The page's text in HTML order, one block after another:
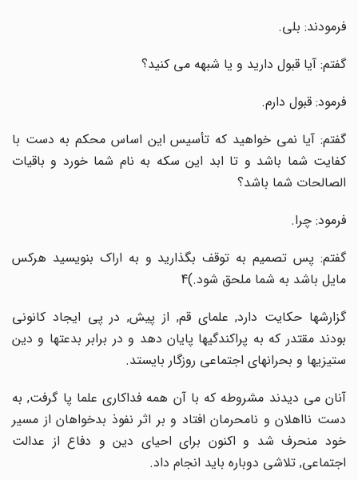
فرمودند: بلی.
گفتم: آیا قبول دارید و یا شبهه می کنید؟
فرمود: قبول دارم.
گفتم: آیا نمی خواهید که تأسیس این اساس محکم به دست با
کفایت شما باشد و تا ابد این سکه به نام شما خورد و باقیات
الصالحات شما باشد؟
فرمود: چرا.
گفتم: پس تصمیم به توقف بگذارید و به اراک بنویسید هرکس
مایل باشد به شما ملحق شود.)4
گزارشها حکایت دارد, علمای قم, از پیش, در پی ایجاد کانونی
بودند مقتدر که به پراکندگیها پایان دهد و در برابر بدعتها و دین
ستیزیها و بحرانهای اجتماعی روزگار بایستد.
آنان می دیدند مشروطه که با آن همه فداکاری علما پا گرفت, به
دست نااهلان و نامحرمان افتاد و بر اثر نفوذ بدخواهان از مسیر
خود منحرف شد و اکنون برای احیای دین و دفاع از عدالت
اجتماعی, تلاشی دوباره باید انجام داد.